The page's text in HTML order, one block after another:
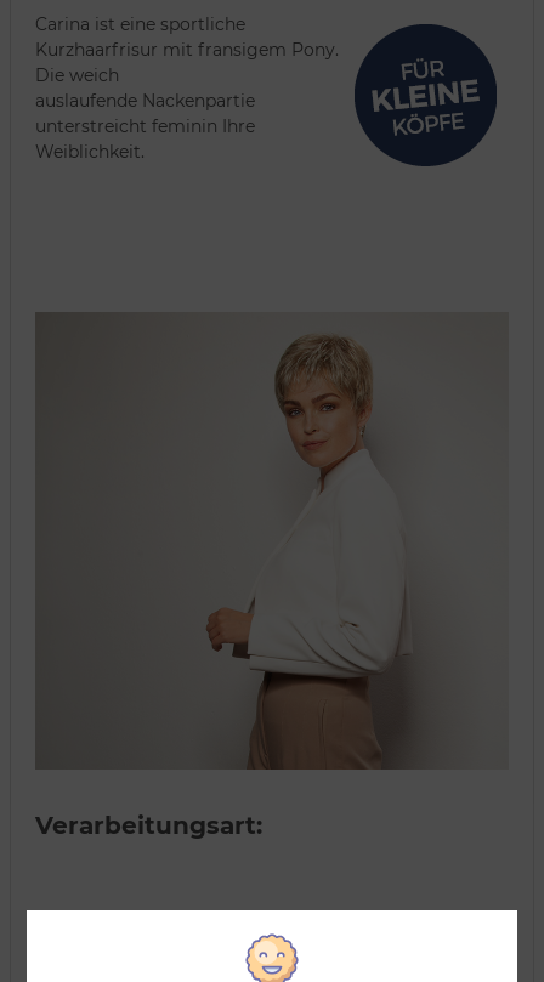
Carina ist eine sportliche
Kurzhaarfrisur mit fransigem Pony.
Die weich
auslaufende Nackenpartie
unterstreicht feminin Ihre
Weiblichkeit.
Verarbeitungsart: